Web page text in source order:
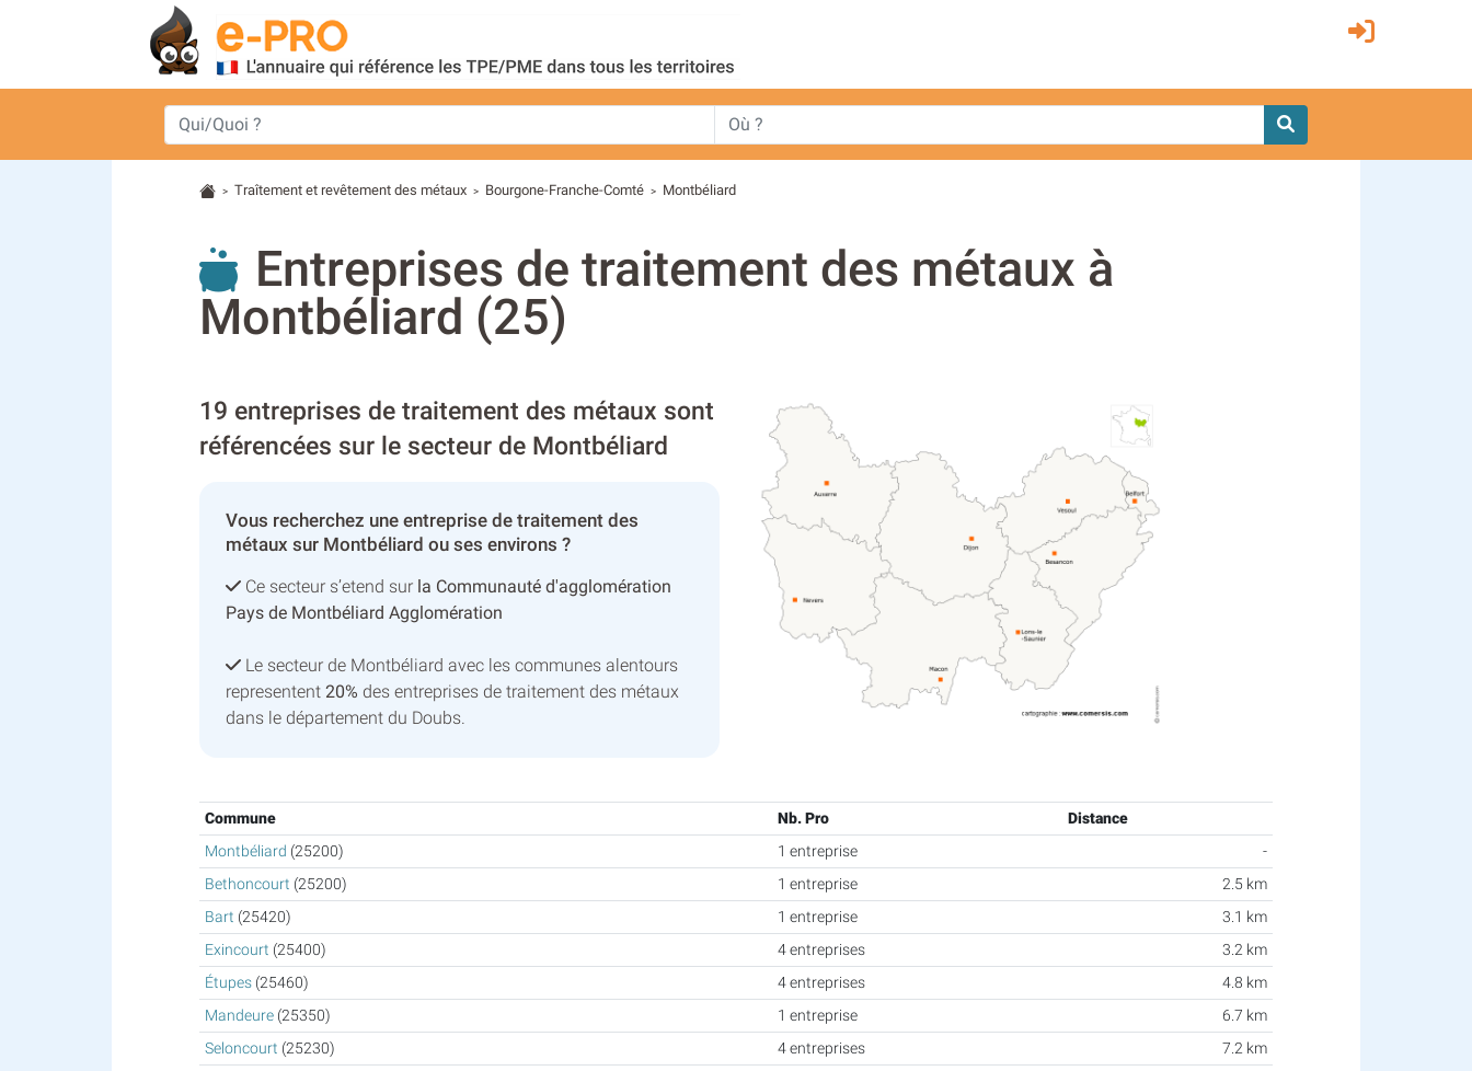
> Traîtement et revêtement des métaux > Bourgone-Franche-Comté > Montbéliard
Entreprises de traitement des métaux à
Montbéliard (25)
19 entreprises de traitement des métaux sont
référencées sur le secteur de Montbéliard
Vous recherchez une entreprise de traitement des
métaux sur Montbéliard ou ses environs ?
Ce secteur s’etend sur la Communauté d'agglomération
Pays de Montbéliard Agglomération
Le secteur de Montbéliard avec les communes alentours
representent 20% des entreprises de traitement des métaux
dans le département du Doubs.
Commune Nb. Pro
Distance
Montbéliard (25200) 1 entreprise
-
Bethoncourt (25200) 1 entreprise
2.5 km
Bart (25420) 1 entreprise
3.1 km
Exincourt (25400) 4 entreprises
3.2 km
Étupes(25460) 4 entreprises
4.8 km
Mandeure(25350) 1 entreprise
6.7 km
Seloncourt (25230) 4 entreprises
7.2 km